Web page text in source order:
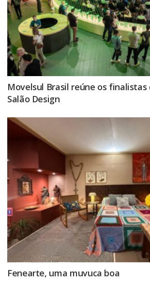
Movelsul Brasil reúne os finalistas
Salão Design
Fenearte, uma muvuca boa